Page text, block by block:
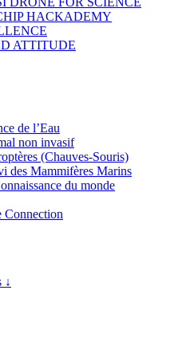
HACKADEMY
ATTITUDE
de l’Eau
non invasif
(Chauves-Souris)
des Mammifères Marins
du monde
Connection
↓